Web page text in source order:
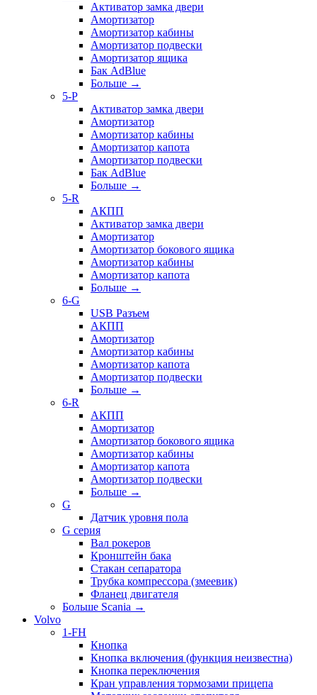
Активатор замка двери
Амортизатор
Амортизатор кабины
Амортизатор подвески
Амортизатор ящика
Бак AdBlue
Больше →
5-P
Активатор замка двери
Амортизатор
Амортизатор кабины
Амортизатор капота
Амортизатор подвески
Бак AdBlue
Больше →
5-R
АКПП
Активатор замка двери
Амортизатор
Амортизатор бокового ящика
Амортизатор кабины
Амортизатор капота
Больше →
6-G
USB Разъем
АКПП
Амортизатор
Амортизатор кабины
Амортизатор капота
Амортизатор подвески
Больше →
6-R
АКПП
Амортизатор
Амортизатор бокового ящика
Амортизатор кабины
Амортизатор капота
Амортизатор подвески
Больше →
G
Датчик уровня пола
G серия
Вал рокеров
Кронштейн бака
Стакан сепаратора
Трубка компрессора (змеевик)
Фланец двигателя
Больше Scania →
Volvo
1-FH
Кнопка
Кнопка включения (функция неизвестна)
Кнопка переключения
Кран управления тормозами прицепа